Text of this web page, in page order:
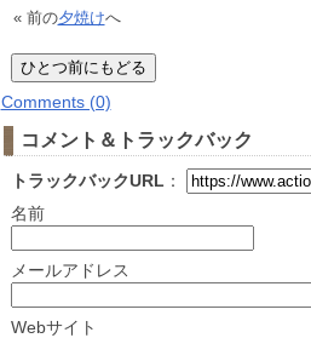
« 前の夕焼けへ
Comments (0)
コメント＆トラックバック
トラックバックURL ：
名前
メールアドレス
Webサイト